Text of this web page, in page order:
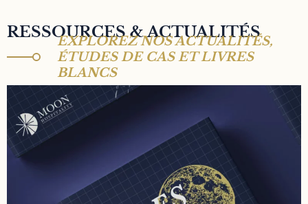
RESSOURCES & ACTUALITÉS
EXPLOREZ NOS ACTUALITÉS,
ÉTUDES DE CAS ET LIVRES
BLANCS